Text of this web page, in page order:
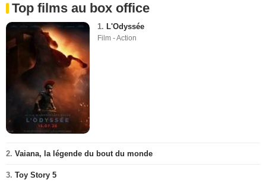
Top films au box office
1. L'Odyssée
Film - Action
2. Vaiana, la légende du bout du monde
3. Toy Story 5